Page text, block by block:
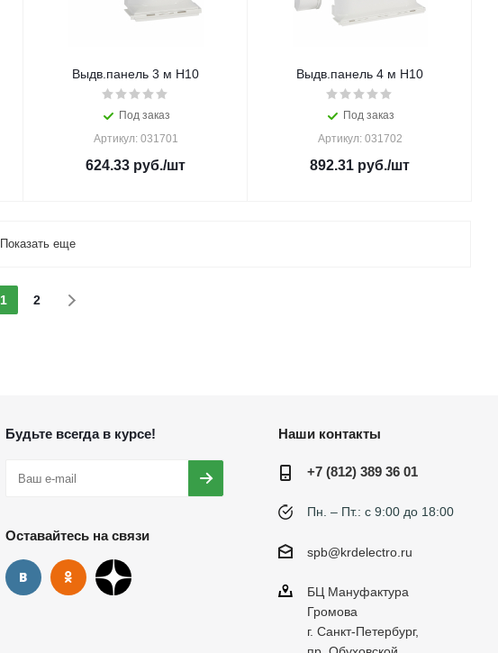
Выдв.панель 3 м Н10
Под заказ
Артикул: 031701
624.33 руб./шт
Выдв.панель 4 м Н10
Под заказ
Артикул: 031702
892.31 руб./шт
Показать еще
1 2
Будьте всегда в курсе!
Оставайтесь на связи
Наши контакты
+7 (812) 389 36 01
Пн. – Пт.: с 9:00 до 18:00
spb@krdelectro.ru
БЦ Мануфактура
Громова
г. Санкт-Петербург,